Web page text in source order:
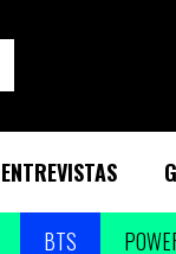
ENTREVISTAS
BTS